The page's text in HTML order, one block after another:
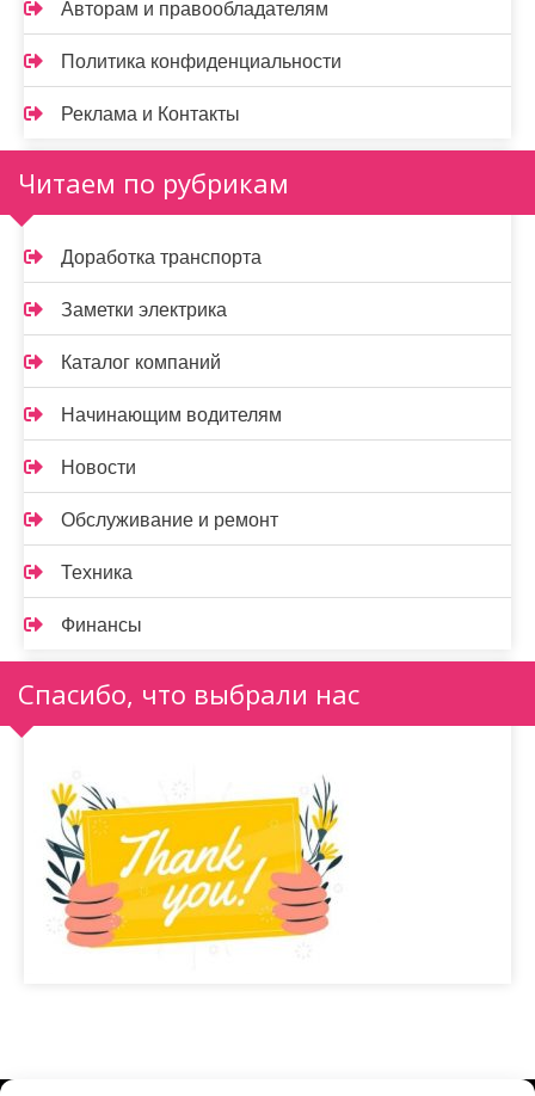
Авторам и правообладателям
Политика конфиденциальности
Реклама и Контакты
Читаем по рубрикам
Доработка транспорта
Заметки электрика
Каталог компаний
Начинающим водителям
Новости
Обслуживание и ремонт
Техника
Финансы
Спасибо, что выбрали нас